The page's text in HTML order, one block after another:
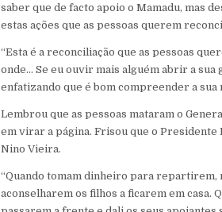
saber que de facto apoio o Mamadu, mas
estas ações que as pessoas querem
“Esta é a reconciliação que as pessoas
onde… Se eu ouvir mais alguém abrir a sua
enfatizando que é bom compreender a sua
Lembrou que as pessoas mataram o
em virar a página. Frisou que o Presidente
Nino Vieira.
“Quando tomam dinheiro para repartirem,
aconselharem os filhos a ficarem em casa.